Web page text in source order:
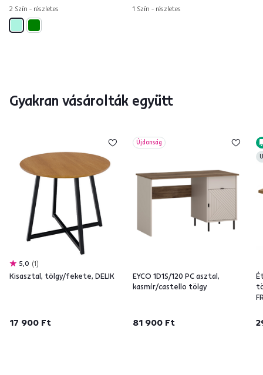
2 Szín - részletes 1 Szín - részletes
Gyakran vásárolták együtt
5,0 1
Kisasztal, tölgy/fekete, DELIK
17 900 Ft
Újdonság
EYCO 1D1S/120 PC asztal,
kasmír/castello tölgy
81 900 Ft